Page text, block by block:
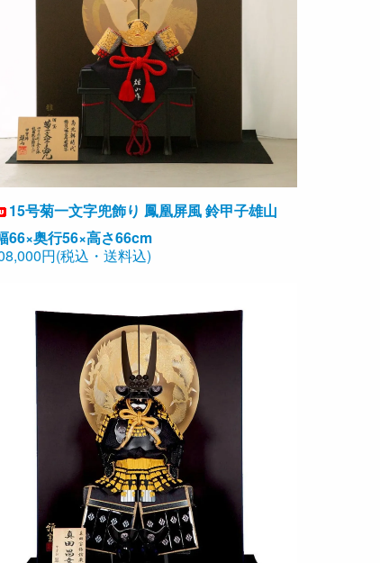
15号菊一文字兜飾り 鳳凰屏風 鈴甲子雄山
66×奥行56×高さ66cm
円(税込・送料込)